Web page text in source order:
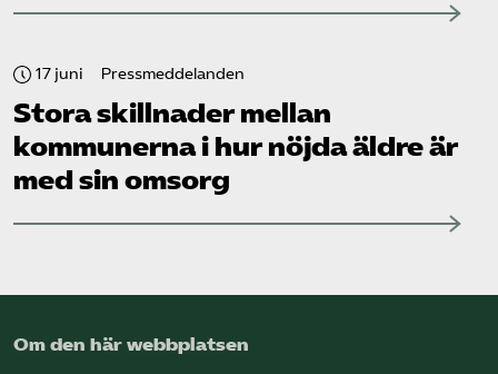
17 juni Pressmeddelanden
Stora skillnader mellan
kommunerna i hur nöjda äldre är
med sin omsorg
Om den här webbplatsen